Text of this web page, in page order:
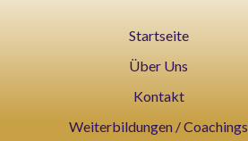
Startseite
Über Uns
Kontakt
Weiterbildungen / Coachings